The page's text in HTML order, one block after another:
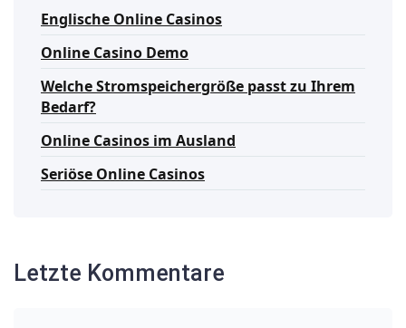
Englische Online Casinos
Online Casino Demo
Welche Stromspeichergröße passt zu Ihrem
Bedarf?
Online Casinos im Ausland
Seriöse Online Casinos
Letzte Kommentare